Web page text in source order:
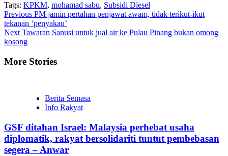
Tags: KPKM, mohamad sabu, Subsidi Diesel
Continue
Reading
Previous PM jamin pertahan penjawat awam, tidak terikut-ikut
tekanan ‘penyakau’
Next Tawaran Sanusi untuk jual air ke Pulau Pinang bukan omong
kosong
More Stories
Berita Semasa
Info Rakyat
GSF ditahan Israel: Malaysia perhebat usaha
diplomatik, rakyat bersolidariti tuntut pembebasan
segera – Anwar